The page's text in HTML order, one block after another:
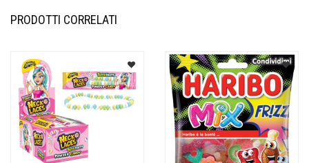
PRODOTTI CORRELATI